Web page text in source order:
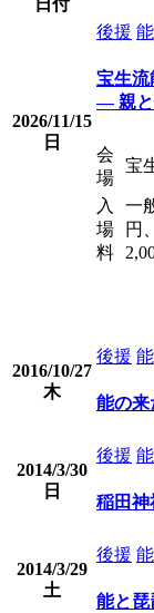
日付
2026/11/15
日
後援 能
宝生流
— 親と
会
場
宝
入
場
料
一
円
2016/10/27
木
後援 能
能の
2014/3/30
日
後援 能
稲田神
2014/3/29
土
後援 能
能と琵